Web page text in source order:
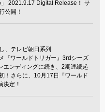
2021.9.17 Digital Release！ サ
公開！
、テレビ朝日系列
『ワールドトリガー』3rdシーズ
エンディングに続き、2期連続起
！さらに、10月17日『ワールド
決定！